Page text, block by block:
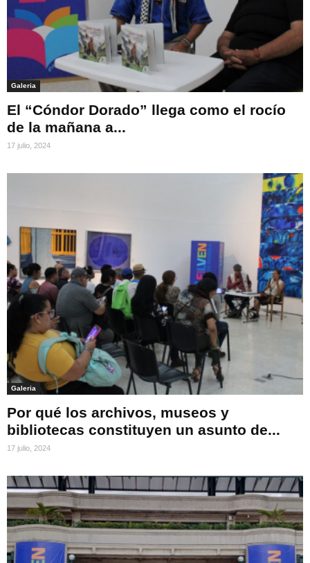
Galeria
El “Cóndor Dorado” llega como el rocío
de la mañana a...
17 julio, 2024
Galeria
Por qué los archivos, museos y
bibliotecas constituyen un asunto de...
17 julio, 2024